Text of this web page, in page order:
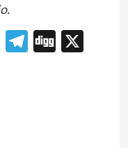
Meneame
Telegram
Digg
X